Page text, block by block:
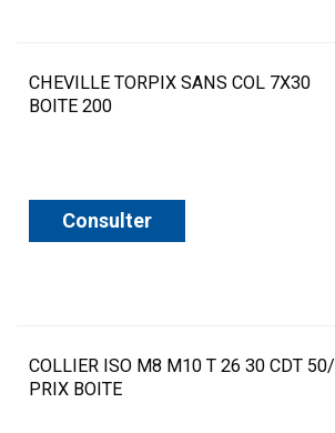
CHEVILLE TORPIX SANS COL 7X30
BOITE 200
Consulter
COLLIER ISO M8 M10 T 26 30 CDT 50/
PRIX BOITE